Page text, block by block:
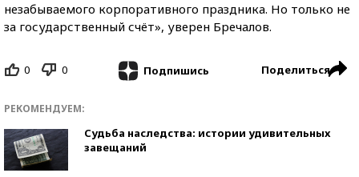
незабываемого корпоративного праздника. Но только не
за государственный счёт», уверен Бречалов.
0 0 Подпишись Поделиться
РЕКОМЕНДУЕМ:
Судьба наследства: истории удивительных
завещаний